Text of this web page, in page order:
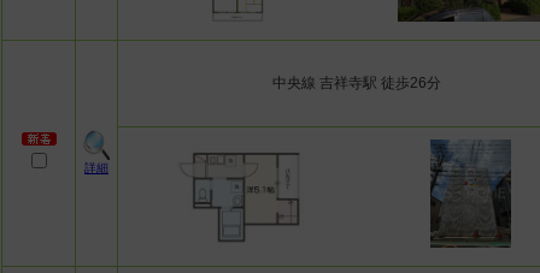
詳細
中央線 吉祥寺駅 徒歩26分